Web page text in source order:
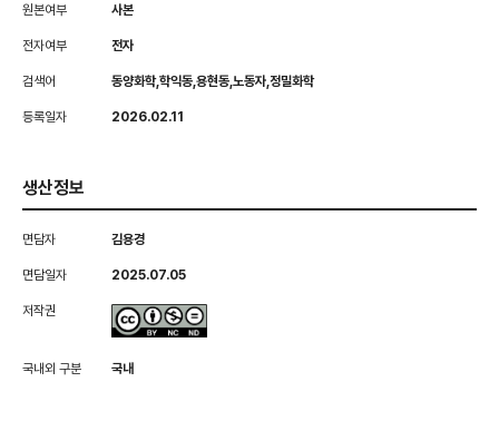
원본여부 사본
전자여부 전자
검색어 동양화학,학익동,용현동,노동자,정밀화학
등록일자 2026.02.11
생산정보
면담자 김용경
면담일자 2025.07.05
저작권
국내외 구분 국내